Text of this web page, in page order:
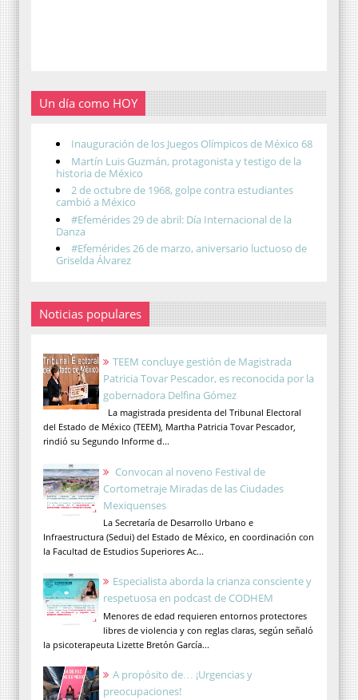
Un día como HOY
Inauguración de los Juegos Olímpicos de México 68
Martín Luis Guzmán, protagonista y testigo de la
historia de México
2 de octubre de 1968, golpe contra estudiantes
cambió a México
#Efemérides 29 de abril: Día Internacional de la
Danza
#Efemérides 26 de marzo, aniversario luctuoso de
Griselda Álvarez
Noticias populares
TEEM concluye gestión de Magistrada
Patricia Tovar Pescador, es reconocida por la
gobernadora Delfina Gómez
La magistrada presidenta del Tribunal Electoral
del Estado de México (TEEM), Martha Patricia Tovar Pescador,
rindió su Segundo Informe d...
Convocan al noveno Festival de
Cortometraje Miradas de las Ciudades
Mexiquenses
La Secretaría de Desarrollo Urbano e
Infraestructura (Sedui) del Estado de México, en coordinación con
la Facultad de Estudios Superiores Ac...
Especialista aborda la crianza consciente y
respetuosa en podcast de CODHEM
Menores de edad requieren entornos protectores
libres de violencia y con reglas claras, según señaló
la psicoterapeuta Lizette Bretón García...
A propósito de… ¡Urgencias y
preocupaciones!